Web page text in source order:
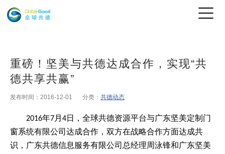
重磅！坚美与共德达成合作，实现“共
德共享共赢”
发布时间：2016-12-01 分类： 共德动态
2016年7月 4日，全球共德资源平台与广东坚美定制门
窗系统有限公司达成合作，双方在战略合作方面达成共
识，广东共德信息服务有限公司总经理周泳锋和广东坚美